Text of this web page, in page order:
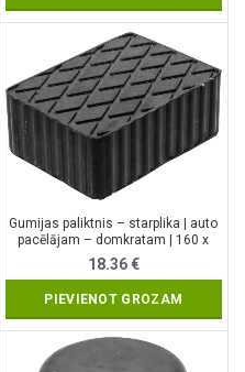
Gumijas paliktnis – starplika | auto
pacēlājam – domkratam | 160 x
120 x 60 mm (7038)
18.36€
PIEVIENOT GROZAM